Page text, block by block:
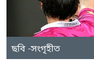
ছবি -সংগৃহীত